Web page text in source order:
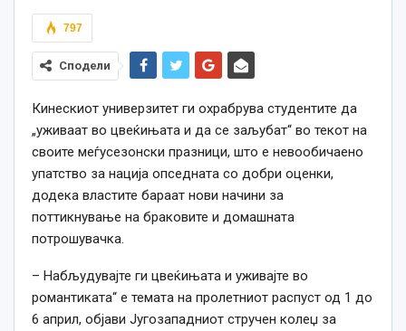
797
Сподели
Кинескиот универзитет ги охрабрува студентите да
„уживаат во цвеќињата и да се заљубат“ во текот на
своите меѓусезонски празници, што е невообичаено
упатство за нација опседната со добри оценки,
додека властите бараат нови начини за
поттикнување на браковите и домашната
потрошувачка.
– Набљудувајте ги цвеќињата и уживајте во
романтиката“ е темата на пролетниот распуст од 1 до
6 април, објави Југозападниот стручен колеџ за